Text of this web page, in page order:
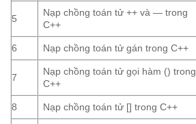
5
Nạp chồng toán tử ++ và — trong
C++
6 Nạp chồng toán tử gán trong C++
7
Nạp chồng toán tử gọi hàm () trong
C++
8 Nạp chồng toán tử [] trong C++